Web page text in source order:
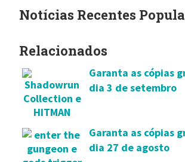
Notícias Recentes
Relacionados
Garanta as cópias
dia 3 de setembro
Garanta as cópias
dia 27 de agosto